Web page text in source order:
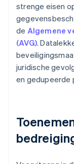
strenge eisen
de Algemene
(AVG).
juridische
en gedupeerde